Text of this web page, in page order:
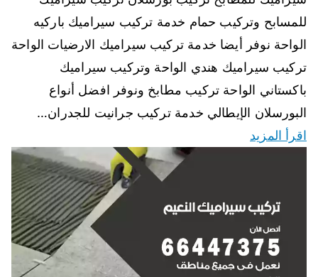
للمسابح وتركيب حمام خدمة تركيب سيراميك باركيه
الواحة نوفر أيضا خدمة تركيب سيراميك الارضيات الواحة
تركيب سيراميك هندي الواحة وتركيب سيراميك
باكستاني الواحة تركيب مطابخ ونوفر افضل أنواع
البورسلان الإيطالي خدمة تركيب جرانيت للجدران…
اقرأ المزيد